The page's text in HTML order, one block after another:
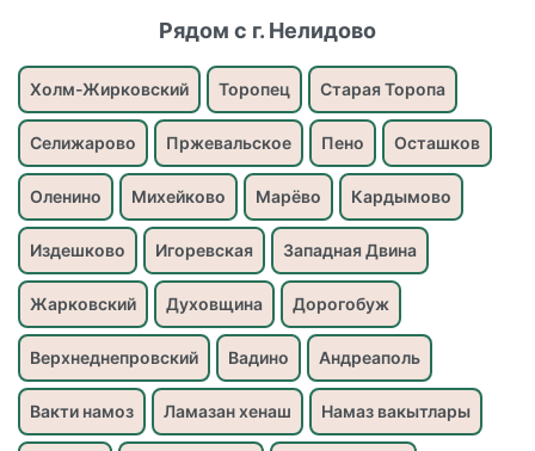
Рядом с г. Нелидово
Холм-Жирковский Торопец Старая Торопа
Селижарово Пржевальское Пено Осташков
Оленино Михейково Марёво Кардымово
Издешково Игоревская Западная Двина
Жарковский Духовщина Дорогобуж
Верхнеднепровский Вадино Андреаполь
Вакти намоз Ламазан хенаш Намаз вакытлары